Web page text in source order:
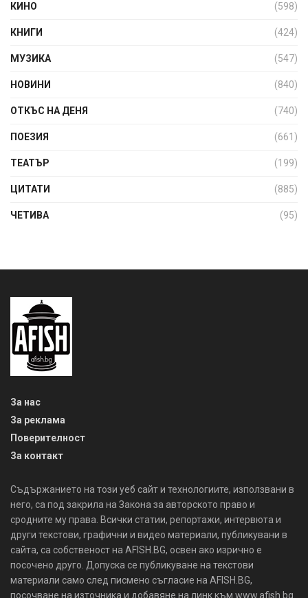
КИНО (598)
КНИГИ (424)
МУЗИКА (547)
НОВИНИ (840)
ОТКЪС НА ДЕНЯ (740)
ПОЕЗИЯ (661)
ТЕАТЪР (199)
ЦИТАТИ (885)
ЧЕТИВА (95)
За нас
За реклама
Поверителност
За контакт
Съдържанието на този уеб сайт и технологиите, използвани в
него, са под закрила на Закона за авторското право и
сродните му права. Всички статии, репортажи, интервюта и
други текстови, графични и видео материали, публикувани в
сайта, са собственост на AFISH.BG, освен ако изрично е
посочено друго. Допуска се публикуване на текстови
материали само след писмено съгласие на AFISH.BG,
посочване на източника и добавяне на линк към www.afish.bg.